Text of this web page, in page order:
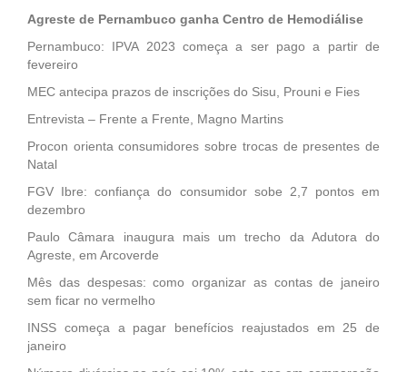
Agreste de Pernambuco ganha Centro de Hemodiálise
Pernambuco: IPVA 2023 começa a ser pago a partir de
fevereiro
MEC antecipa prazos de inscrições do Sisu, Prouni e Fies
Entrevista – Frente a Frente, Magno Martins
Procon orienta consumidores sobre trocas de presentes de
Natal
FGV Ibre: confiança do consumidor sobe 2,7 pontos em
dezembro
Paulo Câmara inaugura mais um trecho da Adutora do
Agreste, em Arcoverde
Mês das despesas: como organizar as contas de janeiro
sem ficar no vermelho
INSS começa a pagar benefícios reajustados em 25 de
janeiro